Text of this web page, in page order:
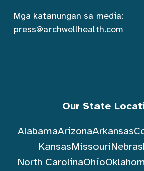
Mga katanungan sa media:
press@archwellhealth.com
Our State
AlabamaArizonaArkansas
KansasMissouri
North CarolinaOhio